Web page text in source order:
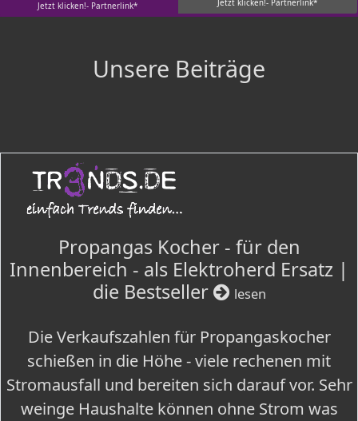
Jetzt klicken!- Partnerlink* Jetzt klicken!- Partnerlink*
Unsere Beiträge
Propangas Kocher - für den
Innenbereich - als Elektroherd Ersatz |
die Bestseller
lesen
Die Verkaufszahlen für Propangaskocher
schießen in die Höhe - viele rechenen mit
Stromausfall und bereiten sich darauf vor. Sehr
weinge Haushalte können ohne Strom was